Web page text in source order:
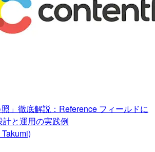
」徹底解説：Reference フィールドに
と運用の実践例